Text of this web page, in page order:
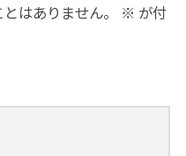
はありません。 ※ が付